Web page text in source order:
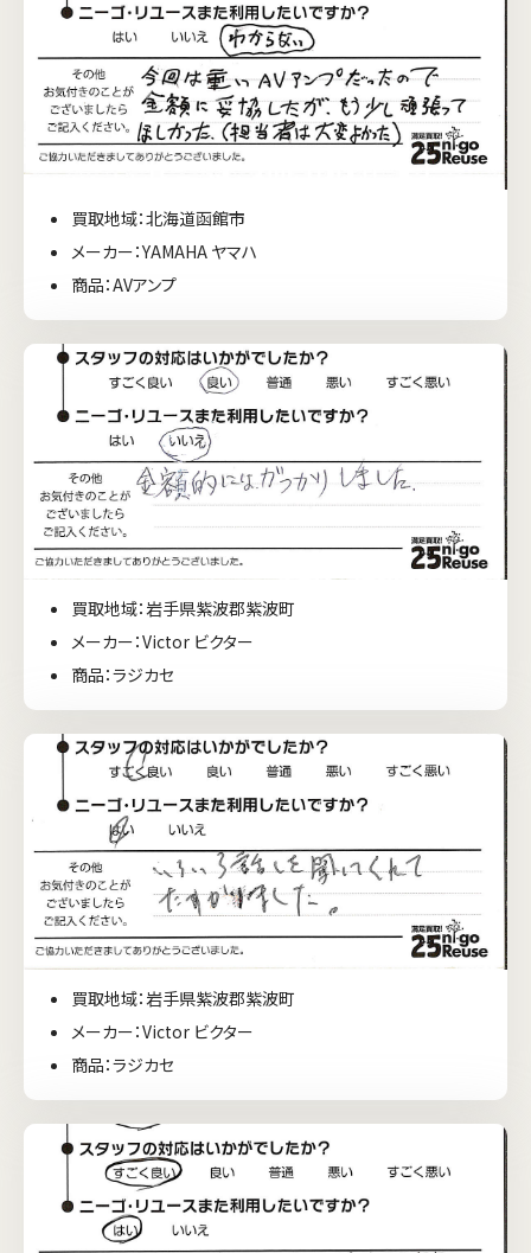
買取地域：北海道函館市
メーカー：YAMAHA ヤマハ
商品：AVアンプ
買取地域：岩手県紫波郡紫波町
メーカー：Victor ビクター
商品：ラジカセ
買取地域：岩手県紫波郡紫波町
メーカー：Victor ビクター
商品：ラジカセ